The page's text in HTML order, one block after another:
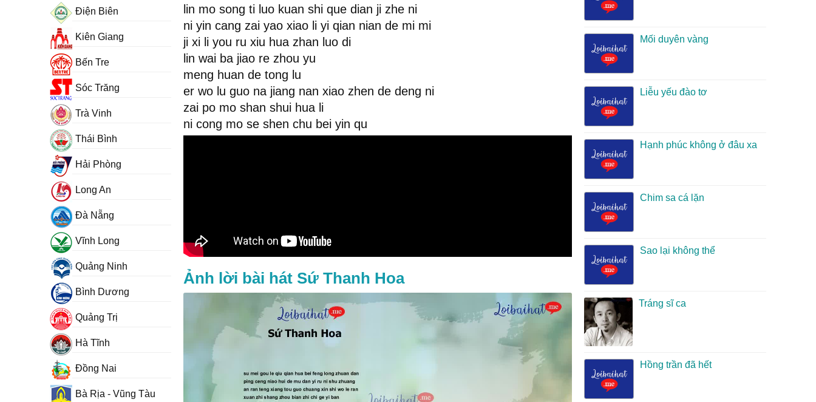
lin mo song ti luo kuan shi que dian ji zhe ni
ni yin cang zai yao xiao li yi qian nian de mi mi
ji xi li you ru xiu hua zhan luo di
lin wai ba jiao re zhou yu
meng huan de tong lu
er wo lu guo na jiang nan xiao zhen de deng ni
zai po mo shan shui hua li
ni cong mo se shen chu bei yin qu
Ảnh lời bài hát Sứ Thanh Hoa
Mối duyên vàng
Liễu yếu đào tơ
Hạnh phúc không ở đâu xa
Chim sa cá lặn
Sao lại không thể
Tráng sĩ ca
Hồng trần đã hết
Điện Biên
Kiên Giang
Bến Tre
Sóc Trăng
Trà Vinh
Thái Bình
Hải Phòng
Long An
Đà Nẵng
Vĩnh Long
Quảng Ninh
Bình Dương
Quảng Trị
Hà Tĩnh
Đồng Nai
Bà Rịa - Vũng Tàu